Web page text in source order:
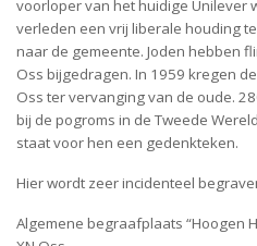
voorloper van het huidige Unilever
verleden een vrij liberale houding
naar de gemeente. Joden hebben
Oss bijgedragen. In 1959 kregen
Oss ter vervanging van de oude.
bij de pogroms in de Tweede
staat voor hen een gedenkteken.
Hier wordt zeer incidenteel
Algemene begraafplaats “Hoogen